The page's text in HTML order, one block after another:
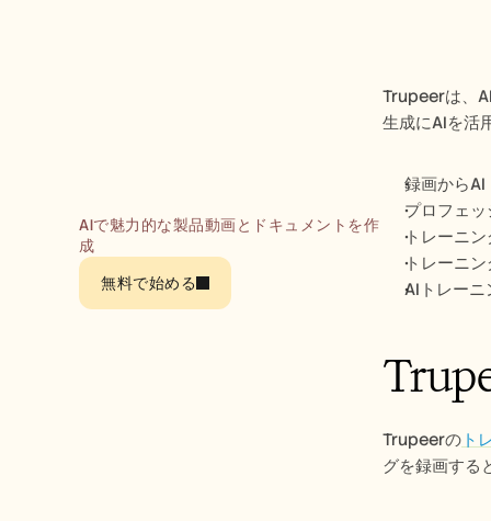
AIで魅力的な製品動画とドキュメントを作
成
無料で始める
Trupeerは、
生成にAIを活
録画からAI
プロフェ
トレーニ
トレーニ
AIトレーニ
Trupeerのト
グを録画する